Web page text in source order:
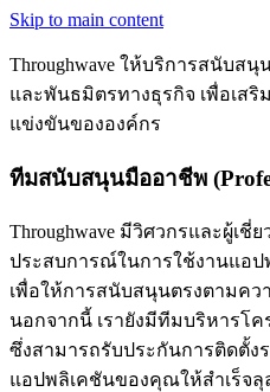
Skip to main content
Throughwave ให้บริการสนับส
และพันธมิตรทางธุรกิจ เพื่อเส
แข่งขันขององค์กร
ทีมสนับสนุนมืออาชีพ
Throughwave มีวิศวกรและผู้เ
ประสบการณ์ในการใช้งานแอป
เพื่อให้การสนับสนุนตรงตามคว
นอกจากนี้ เรายังมีทีมบริหารโ
ซึ่งสามารถรับประกันการติดตั้ง
แอปพลิเคชันของคุณให้สำเร็จลุ